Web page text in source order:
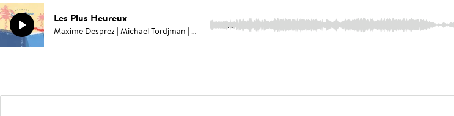
Les Plus Heureux
Maxime Desprez | Michael Tordjman | Octave Lissner | Louis Huguenin 2:56